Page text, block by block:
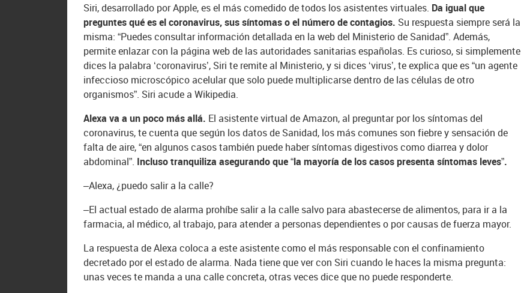
Siri, desarrollado por Apple, es el más comedido de todos los asistentes virtuales. Da igual que
preguntes qué es el coronavirus, sus síntomas o el número de contagios. Su respuesta siempre será la
misma: “Puedes consultar información detallada en la web del Ministerio de Sanidad”. Además,
permite enlazar con la página web de las autoridades sanitarias españolas. Es curioso, si simplemente
dices la palabra ‘coronavirus’, Siri te remite al Ministerio, y si dices ‘virus’, te explica que es “un agente
infeccioso microscópico acelular que solo puede multiplicarse dentro de las células de otro
organismos”. Siri acude a Wikipedia.
Alexa va a un poco más allá. El asistente virtual de Amazon, al preguntar por los síntomas del
coronavirus, te cuenta que según los datos de Sanidad, los más comunes son fiebre y sensación de
falta de aire, “en algunos casos también puede haber síntomas digestivos como diarrea y dolor
abdominal”. Incluso tranquiliza asegurando que “la mayoría de los casos presenta síntomas leves”.
–Alexa, ¿puedo salir a la calle?
–El actual estado de alarma prohíbe salir a la calle salvo para abastecerse de alimentos, para ir a la
farmacia, al médico, al trabajo, para atender a personas dependientes o por causas de fuerza mayor.
La respuesta de Alexa coloca a este asistente como el más responsable con el confinamiento
decretado por el estado de alarma. Nada tiene que ver con Siri cuando le haces la misma pregunta:
unas veces te manda a una calle concreta, otras veces dice que no puede responderte.